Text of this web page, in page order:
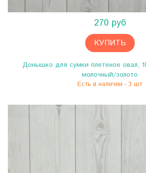
270 руб
КУПИТЬ
Донышко для сумки плетеное овал,
молочный/золото
Есть в наличии - 3 шт